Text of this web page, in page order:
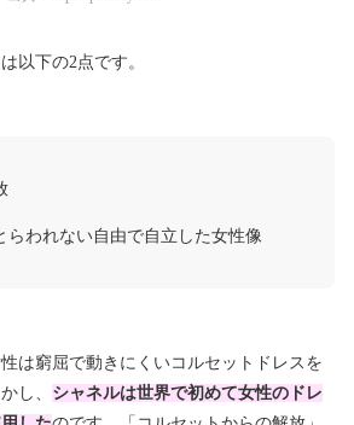
以下の2点です。
らわれない自由で自立した女性像
は窮屈で動きにくいコルセットドレスを
し、 シャネルは世界で初めて女性のドレ